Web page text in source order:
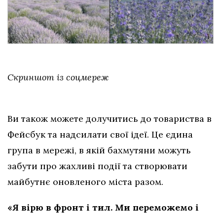
Скриншот із соцмереж
Ви також можете долучитись до товариства в
Фейсбук та надсилати свої ідеї. Це єдина
група в мережі, в якій бахмутяни можуть
забути про жахливі події та створювати
майбутнє оновленого міста разом.
«Я вірю в фронт і тил. Ми переможемо і